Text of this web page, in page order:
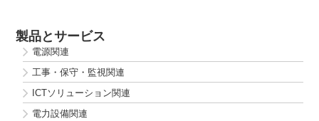
製品とサービス
電源関連
工事・保守・監視関連
ICTソリューション関連
電力設備関連